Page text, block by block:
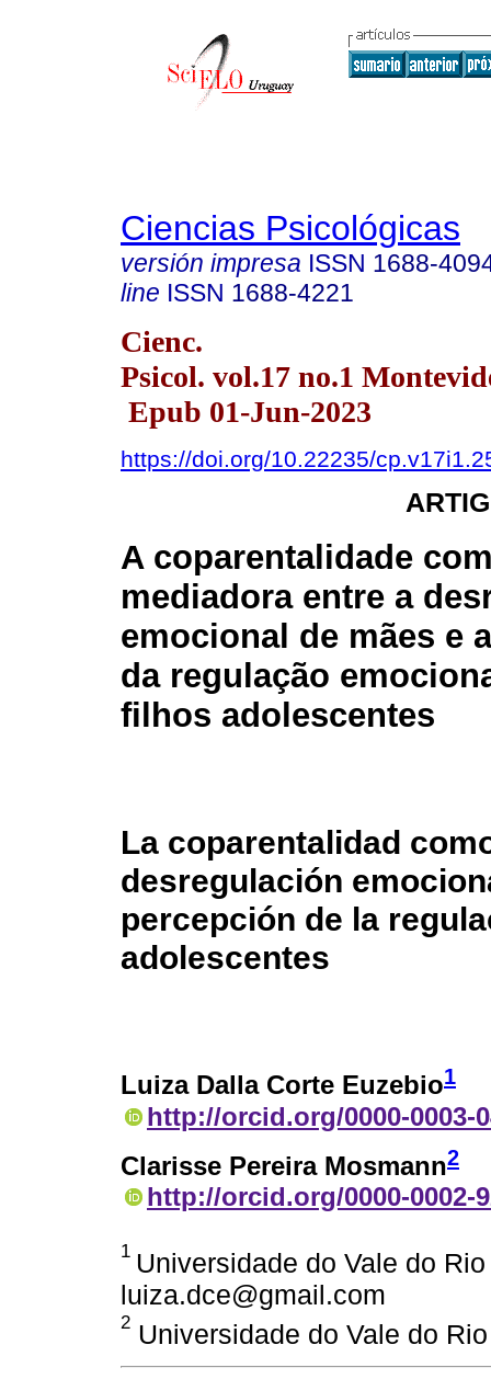
Ciencias Psicológicas
versión impresa ISSN 1688-
line ISSN 1688-4221
Cienc.
Psicol. vol.17 no.1
Epub 01-Jun-2023
https://doi.org/10.22235/
A coparentalidade
mediadora entre a
emocional de mães e
da regulação
filhos adolescentes
La coparentalidad
desregulación
percepción de la
adolescentes
Luiza Dalla Corte Euzebio1
http://orcid.org/0000-0003-
Clarisse Pereira Mosmann2
http://orcid.org/0000-0002-
1 Universidade do Vale do
luiza.dce@gmail.com
2 Universidade do Vale do